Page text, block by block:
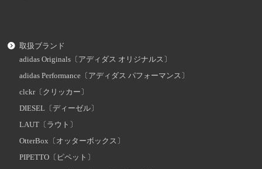
取扱ブランド
adidas Originals〔アディダス オリジナルス〕
adidas Performance〔アディダス パフォーマンス〕
clckr〔クリッカー〕
DIESEL〔ディーゼル〕
LAUT〔ラウト〕
OtterBox〔オッターボックス〕
PIPETTO〔ピペット〕